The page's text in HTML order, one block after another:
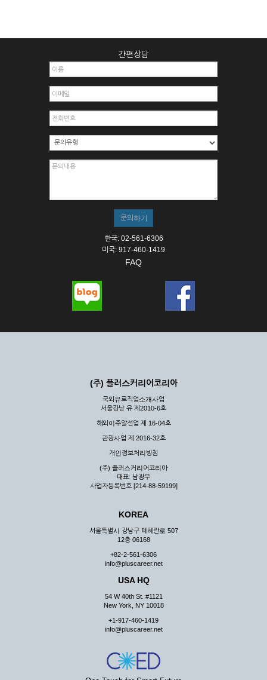
간편상담
한국: 02-561-6306
미국: 917-460-1419
FAQ
(주) 플러스커리어코리아
국외유료직업소개사업
서울강남 유 제2010-6호
해외이주알선업 제 16-04호
관광사업 제 2016-32호
개인정보처리방침
(주) 플러스커리어코리아
대표: 남광우
사업자등록번호 [214-88-59199]
KOREA
서울특별시 강남구 테헤란로 507
12층 06168
+82-2-561-6306
info@pluscareer.net
USA HQ
54 W 40th St. #1121
New York, NY 10018
+1-917-460-1419
info@pluscareer.net